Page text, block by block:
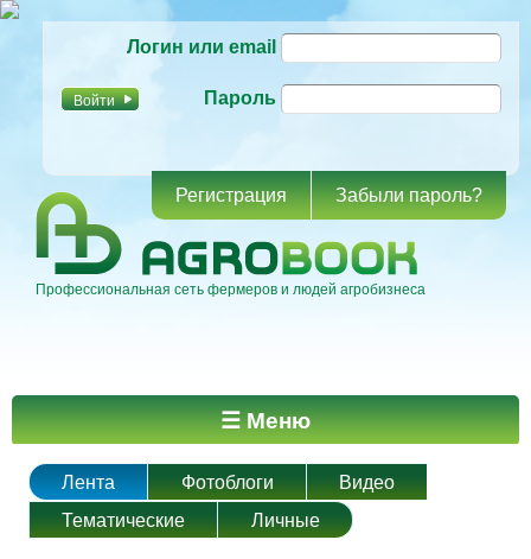
основному
Логин или email
Пароль
Регистрация Забыли пароль?
Профессиональная сеть фермеров и людей агробизнеса
Главное меню ☰ Меню
Лента Фотоблоги
Видео
Тематические
Личные